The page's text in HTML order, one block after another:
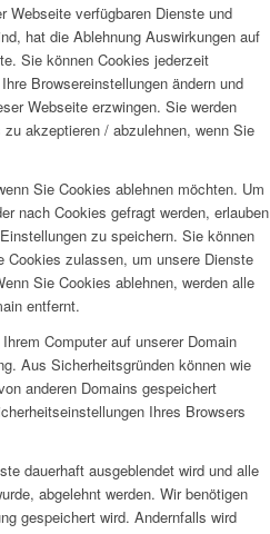
Webseite verfügbaren Dienste und
hat die Ablehnung Auswirkungen auf
Sie können Cookies jederzeit
Browsereinstellungen ändern und
Webseite erzwingen. Sie werden
akzeptieren / abzulehnen, wenn Sie
Sie Cookies ablehnen möchten. Um
nach Cookies gefragt werden, erlauben
zu speichern. Sie können
Cookies zulassen, um unsere Dienste
Sie Cookies ablehnen, werden alle
entfernt.
Computer auf unserer Domain
Aus Sicherheitsgründen können wie
anderen Domains gespeichert
Ihres Browsers
dauerhaft ausgeblendet wird und alle
abgelehnt werden. Wir benötigen
gespeichert wird. Andernfalls wird